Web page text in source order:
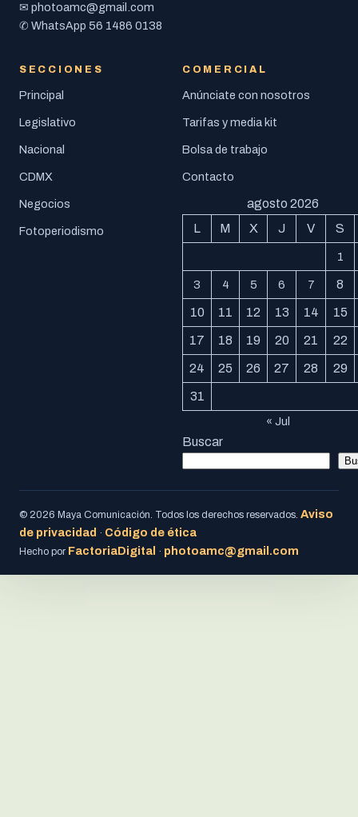
✉ photoamc@gmail.com
✆ WhatsApp 56 1486 0138
SECCIONES
Principal
Legislativo
Nacional
CDMX
Negocios
Fotoperiodismo
COMERCIAL
Anúnciate con nosotros
Tarifas y media kit
Bolsa de trabajo
Contacto
agosto 2026
L
M X J V S
1
3 4 5 6 7 8
10 11 12 13 14 15
17 18 19 20 21 22
24 25 26 27 28 29
31
« Jul
Buscar
© 2026 Maya Comunicación. Todos los derechos reservados. Aviso
de privacidad · Código de ética
Hecho por FactoriaDigital · photoamc@gmail.com